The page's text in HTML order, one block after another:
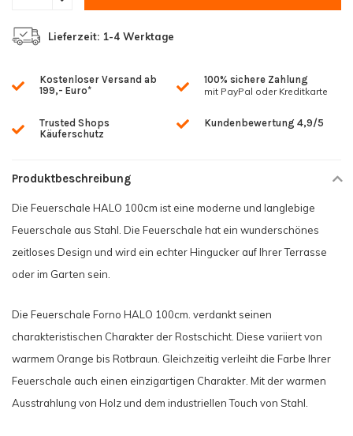
Lieferzeit: 1-4 Werktage
Kostenloser Versand ab
199,- Euro*
100% sichere Zahlung
mit PayPal oder Kreditkarte
Trusted Shops
Käuferschutz
Kundenbewertung 4,9/5
Produktbeschreibung
Die Feuerschale HALO 100cm ist eine moderne und langlebige
Feuerschale aus Stahl. Die Feuerschale hat ein wunderschönes
zeitloses Design und wird ein echter Hingucker auf Ihrer Terrasse
oder im Garten sein.
Die Feuerschale Forno HALO 100cm. verdankt seinen
charakteristischen Charakter der Rostschicht. Diese variiert von
warmem Orange bis Rotbraun. Gleichzeitig verleiht die Farbe Ihrer
Feuerschale auch einen einzigartigen Charakter. Mit der warmen
Ausstrahlung von Holz und dem industriellen Touch von Stahl.